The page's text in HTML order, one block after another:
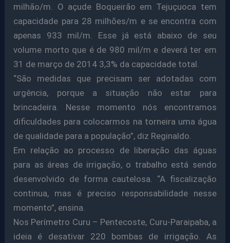
milhão/m. O açude Boqueirão em Tejuçuoca tem
capacidade para 28 milhões/m e se encontra com
apenas 933 mil/m. Esse já está abaixo de seu
volume morto que é de 980 mil/m e deverá ter em
31 de março de 2014 3,3% da capacidade total.
“São medidas que precisam ser adotadas com
urgência, porque a situação não estar para
brincadeira. Nesse momento nós encontramos
dificuldades para colocarmos na torneira uma água
de qualidade para a população”, diz Reginaldo.
Em relação ao processo de liberação das águas
para as áreas de irrigação, o trabalho está sendo
desenvolvido de forma cautelosa. “A fiscalização
continua, mas é preciso responsabilidade nesse
momento”, ensina.
Nos Perímetro Curu – Pentecoste, Curu-Paraipaba, a
ideia é desativar 220 bombas de irrigação. As